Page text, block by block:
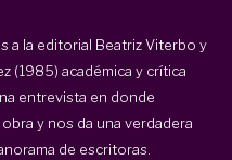
a la editorial Beatriz Viterbo y
(1985) académica y crítica
entrevista en donde
y nos da una verdadera
de escritoras.